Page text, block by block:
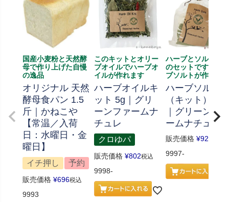
国産小麦粉と天然酵
母で作り上げた自慢
の逸品
オリジナル 天然
酵母食パン 1.5
斤｜かねこや
【常温／入荷
日：水曜日・金
曜日】
イチ押し 予約
販売価格 ¥696税込
9993
このキットとオリー
ブオイルでハーブオ
イルが作れます
ハーブオイルキ
ット 5g｜グリ
ーンファームナ
チュレ
クロゆパ
販売価格 ¥802税込
9998-
ハーブとソルト、
のセットです、ハ
ブソルトが作れま
ハーブソルト
（キット） 70g
｜グリーンフ
ームナチュレ
販売価格 ¥926
9997-